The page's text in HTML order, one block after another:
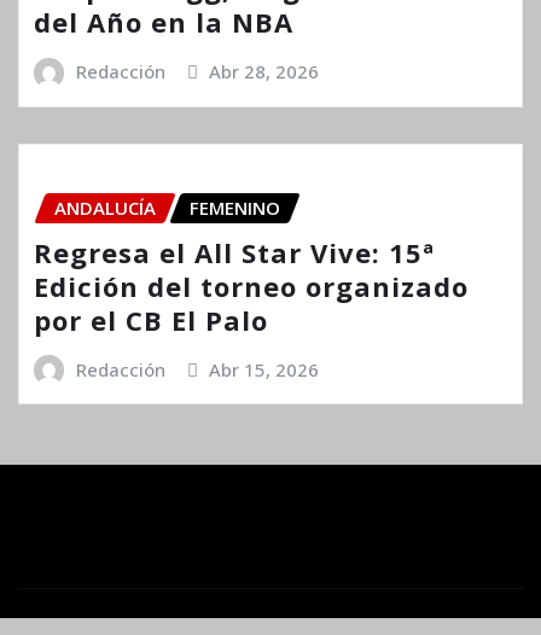
del Año en la NBA
Redacción Abr 28, 2026
ANDALUCÍA FEMENINO
Regresa el All Star Vive: 15ª
Edición del torneo organizado
por el CB El Palo
Redacción Abr 15, 2026